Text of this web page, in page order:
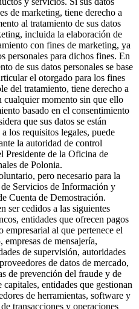
de marketing, tiene derecho a
al tratamiento de sus datos
incluida la elaboración de
con fines de marketing, ya
personales para dichos fines. En
de sus datos personales se base
el otorgado para los fines
del tratamiento, tiene derecho a
cualquier momento sin que ello
basado en el consentimiento
que sus datos se están
los requisitos legales, puede
la autoridad de control
Presidente de la Oficina de
de Polonia.
pero necesario para la
Servicios de Información y
Cuenta de Demostración.
ser cedidos a las siguientes
entidades que ofrecen pagos
empresarial al que pertenece el
empresas de mensajería,
de supervisión, autoridades
de datos de mercado,
de prevención del fraude y de
entidades que gestionan
de herramientas, software y
transacciones y operaciones